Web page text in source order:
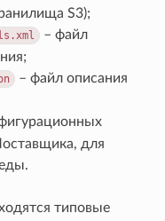
S3);
– файл
– файл описания
для
типовые